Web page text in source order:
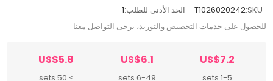
SKU:
T1026020242 الحد الأدنى للطلب:1
للحصول على خدمات التخصيص والتوريد، يرجى التواصل معنا
US$7.2
1-5 sets
US$6.1
6-49 sets
US$5.8
≥ 50 sets